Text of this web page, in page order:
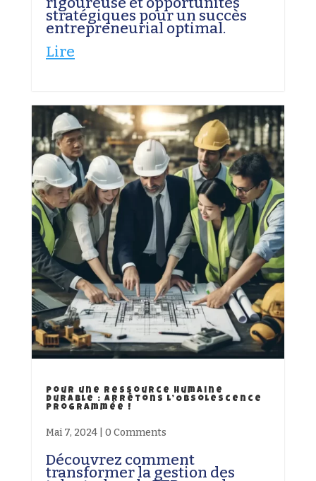
stratégiques pour un succès
entrepreneurial optimal.
Lire
Pour une Ressource Humaine
Durable : Arrêtons l’Obsolescence
Programmée !
Mai 7, 2024| 0 Comments
Découvrez comment
transformer la gestion des